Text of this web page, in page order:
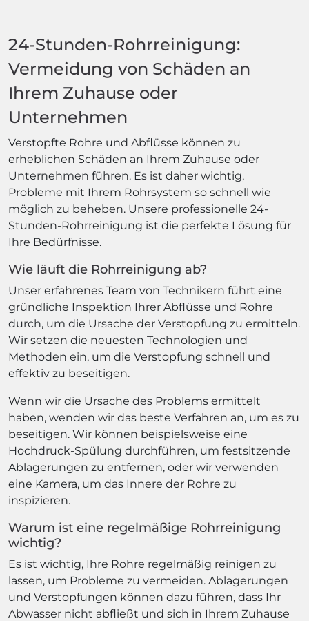
24-Stunden-Rohrreinigung:
Vermeidung von Schäden an
Ihrem Zuhause oder
Unternehmen
Verstopfte Rohre und Abflüsse können zu
erheblichen Schäden an Ihrem Zuhause oder
Unternehmen führen. Es ist daher wichtig,
Probleme mit Ihrem Rohrsystem so schnell wie
möglich zu beheben. Unsere professionelle 24-
Stunden-Rohrreinigung ist die perfekte Lösung für
Ihre Bedürfnisse.
Wie läuft die Rohrreinigung ab?
Unser erfahrenes Team von Technikern führt eine
gründliche Inspektion Ihrer Abflüsse und Rohre
durch, um die Ursache der Verstopfung zu ermitteln.
Wir setzen die neuesten Technologien und
Methoden ein, um die Verstopfung schnell und
effektiv zu beseitigen.
Wenn wir die Ursache des Problems ermittelt
haben, wenden wir das beste Verfahren an, um es zu
beseitigen. Wir können beispielsweise eine
Hochdruck-Spülung durchführen, um festsitzende
Ablagerungen zu entfernen, oder wir verwenden
eine Kamera, um das Innere der Rohre zu
inspizieren.
Warum ist eine regelmäßige Rohrreinigung
wichtig?
Es ist wichtig, Ihre Rohre regelmäßig reinigen zu
lassen, um Probleme zu vermeiden. Ablagerungen
und Verstopfungen können dazu führen, dass Ihr
Abwasser nicht abfließt und sich in Ihrem Zuhause